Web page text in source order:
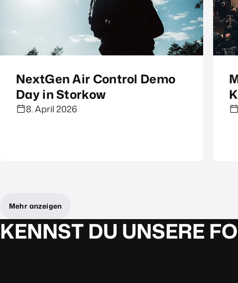
NextGen Air Control Demo
Day in Storkow
8. April 2026
Mehr anzeigen
KENNST DU UNSERE